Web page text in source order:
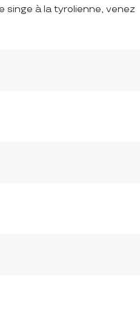
singe à la tyrolienne, venez